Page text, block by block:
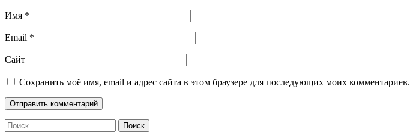
Имя *
Email *
Сайт
Сохранить моё имя, email и адрес сайта в этом браузере для последующих моих комментариев.
Найти: